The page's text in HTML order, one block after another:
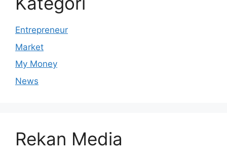
Entrepreneur
Market
My Money
News
Rekan Media